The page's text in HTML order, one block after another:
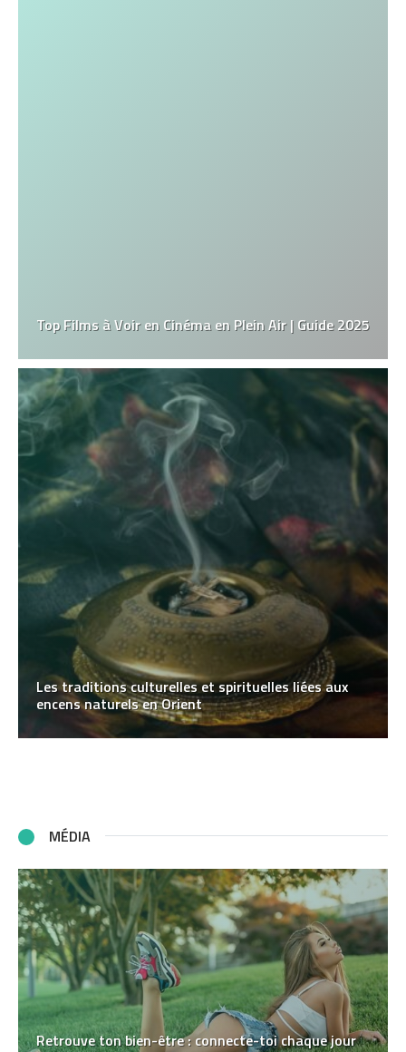
Top Films à Voir en Cinéma en Plein Air | Guide 2025
Les traditions culturelles et spirituelles liées aux
encens naturels en Orient
MÉDIA
Retrouve ton bien-être : connecte-toi chaque jour